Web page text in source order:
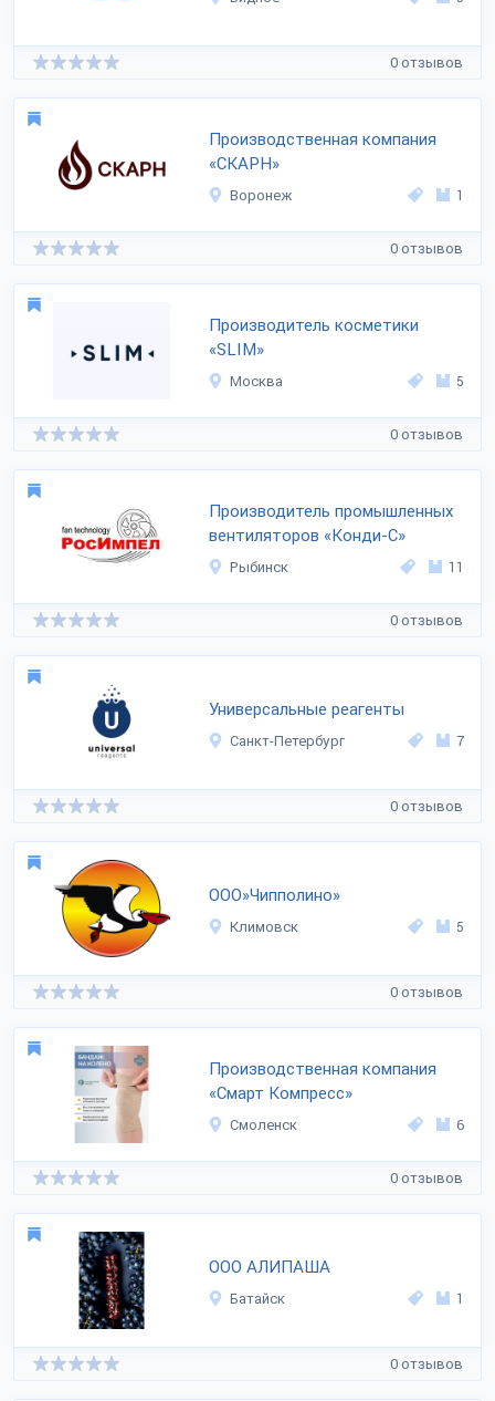
0 отзывов
Производственная компания
«СКАРН»
Воронеж 1
0 отзывов
Производитель косметики
«SLIM»
Москва 5
0 отзывов
Производитель промышленных
вентиляторов «Конди-С»
Рыбинск 11
0 отзывов
Универсальные реагенты
Санкт-Петербург 7
0 отзывов
ООО»Чипполино»
Климовск 5
0 отзывов
Производственная компания
«Смарт Компресс»
Смоленск 6
0 отзывов
ООО АЛИПАША
Батайск 1
0 отзывов